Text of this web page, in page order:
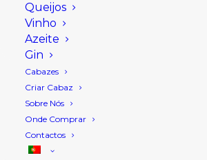
Queijos
Vinho
Azeite
Gin
Cabazes
Criar Cabaz
Sobre Nós
Onde Comprar
Contactos